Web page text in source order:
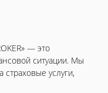
— это
ситуации. Мы
услуги,